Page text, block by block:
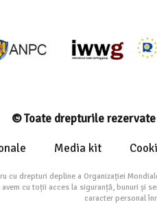
© Toate drepturile
Media kit
cu drepturi depline a Organizației
cu toții acces la siguranță, bunuri
caracter personal